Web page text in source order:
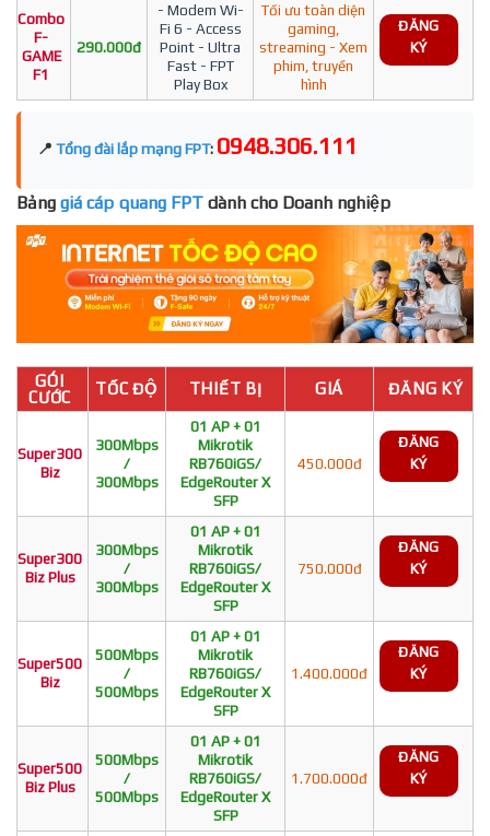
Combo
F-
GAME
F1
290.000đ
- Modem Wi-
Fi 6 - Access
Point - Ultra
Fast - FPT
Play Box
Tối ưu toàn diện
gaming,
streaming - Xem
phim, truyền
hình
ĐĂNG
KÝ
📍 Tổng đài lắp mạng FPT: 0948.306.111
Bảng giá cáp quang FPT dành cho Doanh nghiệp
GÓI
CƯỚC
TỐC ĐỘ THIẾT BỊ GIÁ ĐĂNG KÝ
Super300
Biz
300Mbps
/
300Mbps
01 AP + 01
Mikrotik
RB760iGS/
EdgeRouter X
SFP
450.000đ
ĐĂNG
KÝ
Super300
Biz Plus
300Mbps
/
300Mbps
01 AP + 01
Mikrotik
RB760iGS/
EdgeRouter X
SFP
750.000đ
ĐĂNG
KÝ
Super500
Biz
500Mbps
/
500Mbps
01 AP + 01
Mikrotik
RB760iGS/
EdgeRouter X
SFP
1.400.000đ
ĐĂNG
KÝ
Super500
Biz Plus
500Mbps
/
500Mbps
01 AP + 01
Mikrotik
RB760iGS/
EdgeRouter X
SFP
1.700.000đ
ĐĂNG
KÝ